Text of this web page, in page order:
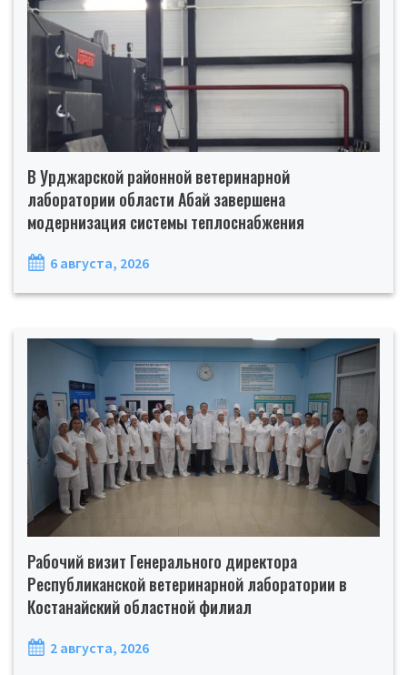
В Урджарской районной ветеринарной
лаборатории области Абай завершена
модернизация системы теплоснабжения
6 августа, 2026
Рабочий визит Генерального директора
Республиканской ветеринарной лаборатории в
Костанайский областной филиал
2 августа, 2026